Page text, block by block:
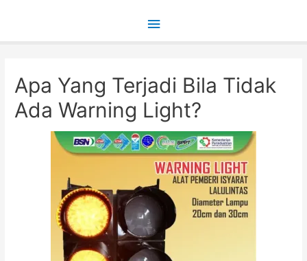
Main
Apa Yang Terjadi Bila Tidak
Ada Warning Light?